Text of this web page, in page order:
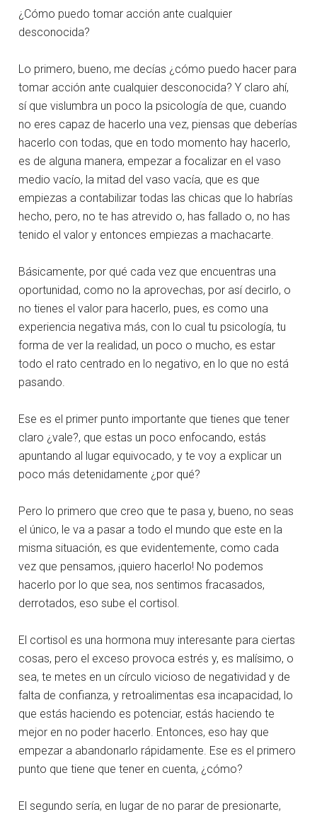
¿Cómo puedo tomar acción ante cualquier
desconocida?
Lo primero, bueno, me decías ¿cómo puedo hacer para
tomar acción ante cualquier desconocida? Y claro ahí,
sí que vislumbra un poco la psicología de que, cuando
no eres capaz de hacerlo una vez, piensas que deberías
hacerlo con todas, que en todo momento hay hacerlo,
es de alguna manera, empezar a focalizar en el vaso
medio vacío, la mitad del vaso vacía, que es que
empiezas a contabilizar todas las chicas que lo habrías
hecho, pero, no te has atrevido o, has fallado o, no has
tenido el valor y entonces empiezas a machacarte.
Básicamente, por qué cada vez que encuentras una
oportunidad, como no la aprovechas, por así decirlo, o
no tienes el valor para hacerlo, pues, es como una
experiencia negativa más, con lo cual tu psicología, tu
forma de ver la realidad, un poco o mucho, es estar
todo el rato centrado en lo negativo, en lo que no está
pasando.
Ese es el primer punto importante que tienes que tener
claro ¿vale?, que estas un poco enfocando, estás
apuntando al lugar equivocado, y te voy a explicar un
poco más detenidamente ¿por qué?
Pero lo primero que creo que te pasa y, bueno, no seas
el único, le va a pasar a todo el mundo que este en la
misma situación, es que evidentemente, como cada
vez que pensamos, ¡quiero hacerlo! No podemos
hacerlo por lo que sea, nos sentimos fracasados,
derrotados, eso sube el cortisol.
El cortisol es una hormona muy interesante para ciertas
cosas, pero el exceso provoca estrés y, es malísimo, o
sea, te metes en un círculo vicioso de negatividad y de
falta de confianza, y retroalimentas esa incapacidad, lo
que estás haciendo es potenciar, estás haciendo te
mejor en no poder hacerlo. Entonces, eso hay que
empezar a abandonarlo rápidamente. Ese es el primero
punto que tiene que tener en cuenta, ¿cómo?
El segundo sería, en lugar de no parar de presionarte,